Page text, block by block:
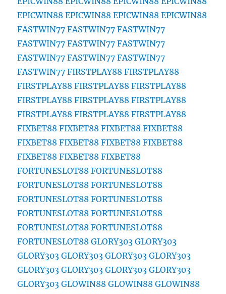
EPICWIN88 EPICWIN88 EPICWIN88 EPICWIN88
FASTWIN77 FASTWIN77 FASTWIN77
FASTWIN77 FASTWIN77 FASTWIN77
FASTWIN77 FASTWIN77 FASTWIN77
FASTWIN77 FIRSTPLAY88 FIRSTPLAY88
FIRSTPLAY88 FIRSTPLAY88 FIRSTPLAY88
FIRSTPLAY88 FIRSTPLAY88 FIRSTPLAY88
FIRSTPLAY88 FIRSTPLAY88 FIRSTPLAY88
FIXBET88 FIXBET88 FIXBET88 FIXBET88
FIXBET88 FIXBET88 FIXBET88 FIXBET88
FIXBET88 FIXBET88 FIXBET88
FORTUNESLOT88 FORTUNESLOT88
FORTUNESLOT88 FORTUNESLOT88
FORTUNESLOT88 FORTUNESLOT88
FORTUNESLOT88 FORTUNESLOT88
FORTUNESLOT88 FORTUNESLOT88
FORTUNESLOT88 GLORY303 GLORY303
GLORY303 GLORY303 GLORY303 GLORY303
GLORY303 GLORY303 GLORY303 GLORY303
GLORY303 GLOWIN88 GLOWIN88 GLOWIN88